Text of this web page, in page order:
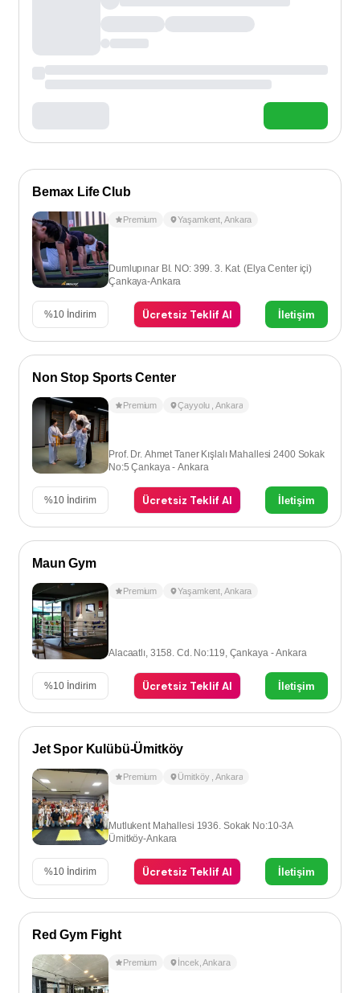
Bemax Life Club
Premium Yaşamkent ,Ankara
Dumlupınar BI. NO: 399. 3. Kat. (Elya Center içi)
Çankaya-Ankara
%10 İndirim Ücretsiz Teklif Al İletişim
Non Stop Sports Center
Premium Çayyolu ,Ankara
Prof. Dr. Ahmet Taner Kışlalı Mahallesi 2400 Sokak
No:5 Çankaya - Ankara
%10 İndirim Ücretsiz Teklif Al İletişim
Maun Gym
Premium Yaşamkent ,Ankara
Alacaatlı, 3158. Cd. No:119, Çankaya - Ankara
%10 İndirim Ücretsiz Teklif Al İletişim
Jet Spor Kulübü-Ümitköy
Premium Ümitköy ,Ankara
Mutlukent Mahallesi 1936. Sokak No:10-3A
Ümitköy-Ankara
%10 İndirim Ücretsiz Teklif Al İletişim
Red Gym Fight
Premium İncek ,Ankara